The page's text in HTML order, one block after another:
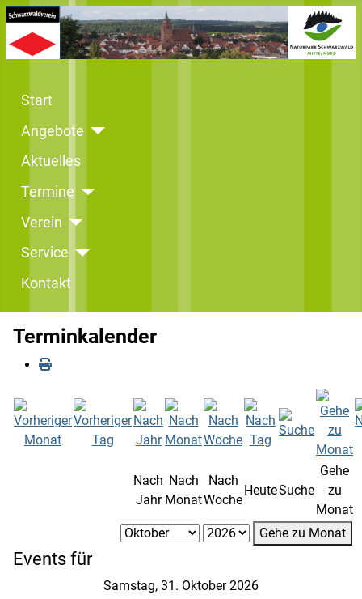
Start
Angebote
Aktuelles
Termine
Verein
Service
Kontakt
Terminkalender
Nach
Jahr
Nach
Monat
Nach
Woche
HeuteSuche
Gehe
zu
Monat
Gehe zu Monat
Events für
Samstag, 31. Oktober 2026